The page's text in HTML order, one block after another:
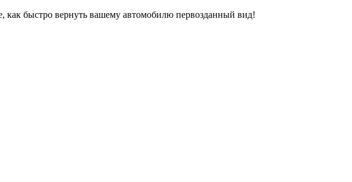
как быстро вернуть вашему автомобилю первозданный вид!